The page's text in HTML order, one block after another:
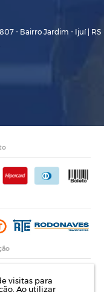
visitas para
Ao utilizar
- Bairro Jardim - Ijuí | RS